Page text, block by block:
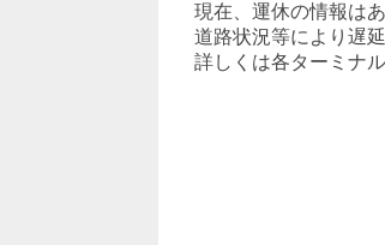
現在、運休の情報はあ
道路状況等により遅
詳しくは各ターミナ